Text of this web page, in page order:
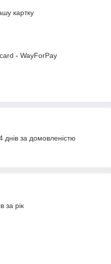
картку
- WayForPay
за домовленістю
за рік